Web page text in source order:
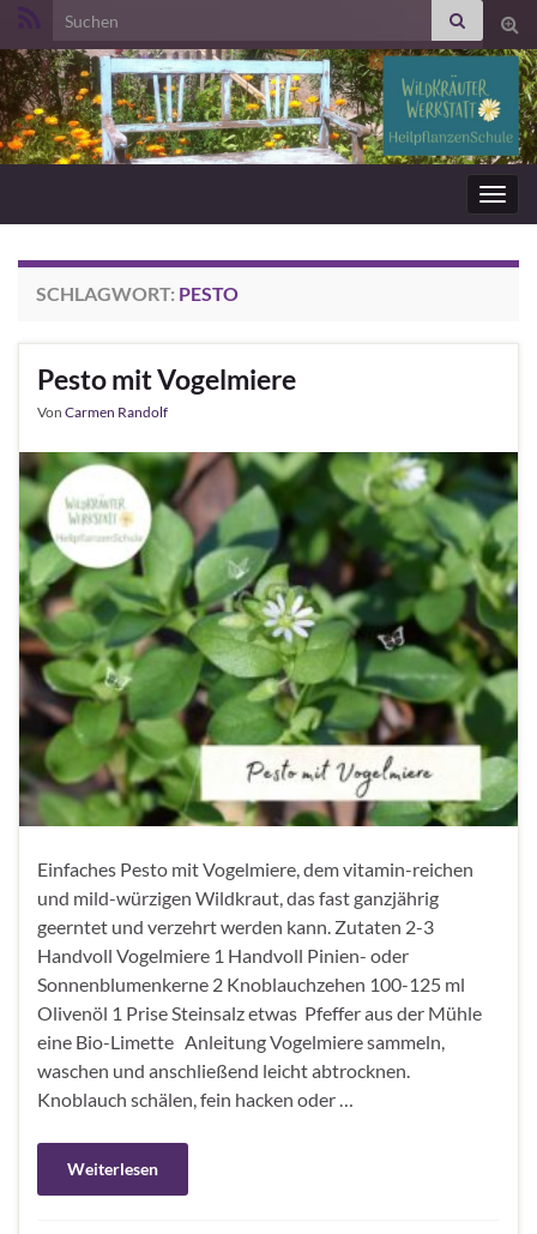
Search for:
SCHLAGWORT: PESTO
Pesto mit Vogelmiere
Von Carmen Randolf
Einfaches Pesto mit Vogelmiere, dem vitamin-reichen
und mild-würzigen Wildkraut, das fast ganzjährig
geerntet und verzehrt werden kann. Zutaten 2-3
Handvoll Vogelmiere 1 Handvoll Pinien- oder
Sonnenblumenkerne 2 Knoblauchzehen 100-125 ml
Olivenöl 1 Prise Steinsalz etwas Pfeffer aus der Mühle
eine Bio-Limette Anleitung Vogelmiere sammeln,
waschen und anschließend leicht abtrocknen.
Knoblauch schälen, fein hacken oder …
Weiterlesen